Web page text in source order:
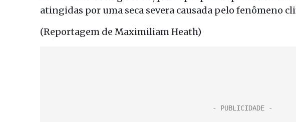
atingidas por uma seca severa causada pelo fenômeno
(Reportagem de Maximiliam Heath)